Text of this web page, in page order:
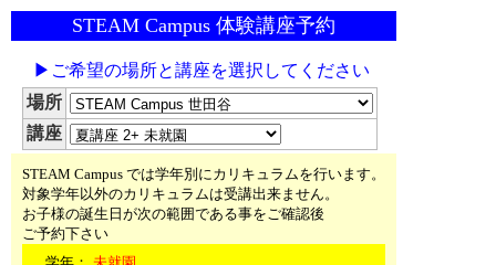
STEAM Campus 体験講座予約
▶ご希望の場所と講座を選択してください
場所
講座
STEAM Campus では学年別にカリキュラムを行います。
対象学年以外のカリキュラムは受講出来ません。
お子様の誕生日が次の範囲である事をご確認後
ご予約下さい